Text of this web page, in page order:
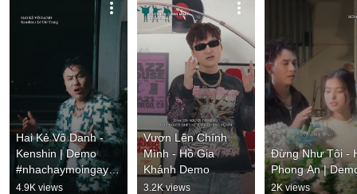
Hai Kẻ Vô Danh -
Kenshin | Demo
#nhachaymoingay
#tamtrang
4.9K views
Vươn Lên Chính
Mình - Hồ Gia
Khánh Demo
3.2K views
Đừng Như Tôi -
Phong An |
2K views